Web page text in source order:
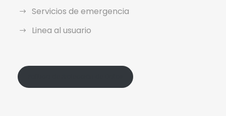
Servicios de emergencia
Linea al usuario